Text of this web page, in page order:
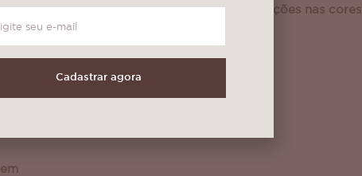
Pode haver alterações nas cores!
Cadastrar agora